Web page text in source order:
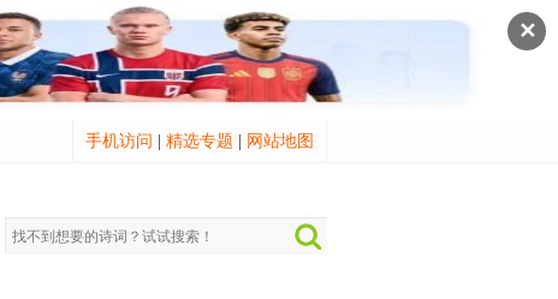
✕
手机访问 精选专题 网站地图